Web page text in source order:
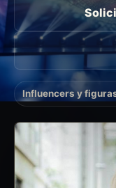
Influencers y